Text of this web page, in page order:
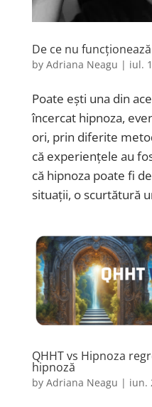
De ce nu
by Adriana Neagu | iul.
Poate ești una din
încercat hipnoza,
ori, prin diferite
că experiențele au
că hipnoza poate fi
situații, o scurtătură
QHHT vs Hipnoza
hipnoză
by Adriana Neagu | iun.